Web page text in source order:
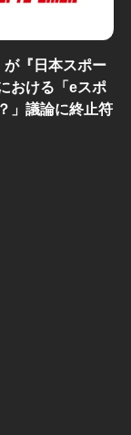
が『日本スポー
おける「eスポ
」議論に終止符